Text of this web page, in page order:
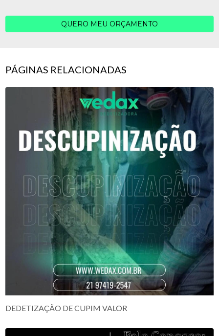
QUERO MEU ORÇAMENTO
PÁGINAS RELACIONADAS
DEDETIZAÇÃO DE CUPIM VALOR